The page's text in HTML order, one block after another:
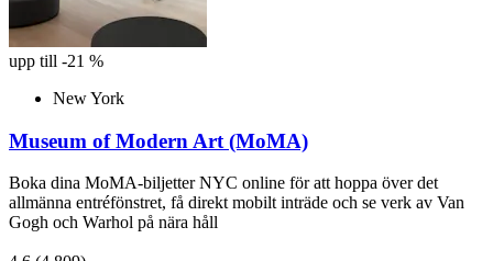
upp till -21 %
New York
Museum of Modern Art (MoMA)
Boka dina MoMA-biljetter NYC online för att hoppa över det
allmänna entréfönstret, få direkt mobilt inträde och se verk av Van
Gogh och Warhol på nära håll